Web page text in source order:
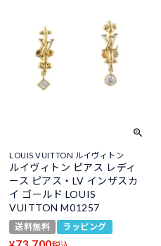
LOUIS VUITTON ルイヴィトン
ルイヴィトン ピアス レディ
ース ピアス・LV インザスカ
イ ゴールド LOUIS
VUITTON M01257
送料無料 ラッピング
73,700